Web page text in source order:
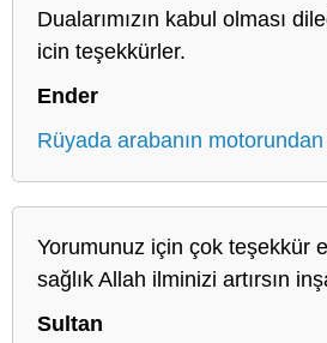
Dualarımızın kabul olması
icin teşekkürler.
Ender
Rüyada arabanın motorundan
Yorumunuz için çok teşekkür
sağlık Allah ilminizi artırsın
Sultan